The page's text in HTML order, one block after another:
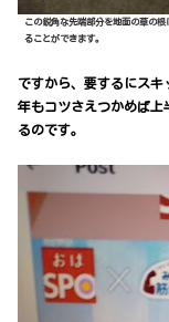
この鋭角な先端部分を地面の草の
ることができます。
ですから、要するにス
年もコツさえつかめば上
るのです。